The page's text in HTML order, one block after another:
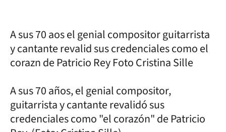
A sus 70 aos el genial compositor guitarrista
y cantante revalid sus credenciales como el
corazn de Patricio Rey Foto Cristina Sille
A sus 70 años, el genial compositor,
guitarrista y cantante revalidó sus
credenciales como "el corazón" de Patricio